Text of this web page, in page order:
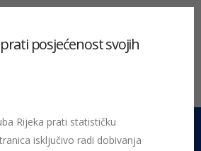
posjećenost svojih
Rijeka prati statističku
isključivo radi dobivanja